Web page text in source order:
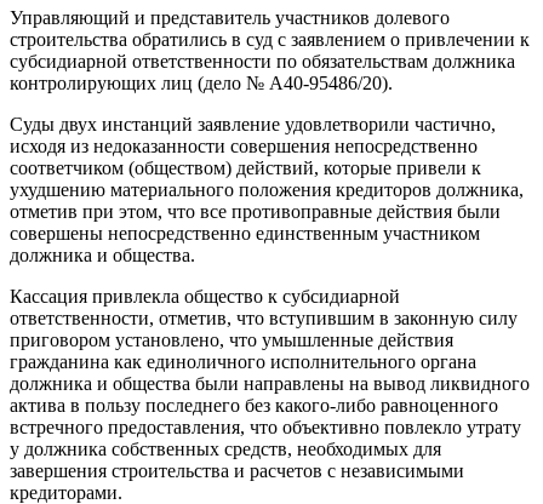
Управляющий и представитель участников долевого
строительства обратились в суд с заявлением о привлечении к
субсидиарной ответственности по обязательствам должника
контролирующих лиц (дело № А40-95486/20).
Суды двух инстанций заявление удовлетворили частично,
исходя из недоказанности совершения непосредственно
соответчиком (обществом) действий, которые привели к
ухудшению материального положения кредиторов должника,
отметив при этом, что все противоправные действия были
совершены непосредственно единственным участником
должника и общества.
Кассация привлекла общество к субсидиарной
ответственности, отметив, что вступившим в законную силу
приговором установлено, что умышленные действия
гражданина как единоличного исполнительного органа
должника и общества были направлены на вывод ликвидного
актива в пользу последнего без какого-либо равноценного
встречного предоставления, что объективно повлекло утрату
у должника собственных средств, необходимых для
завершения строительства и расчетов с независимыми
кредиторами.